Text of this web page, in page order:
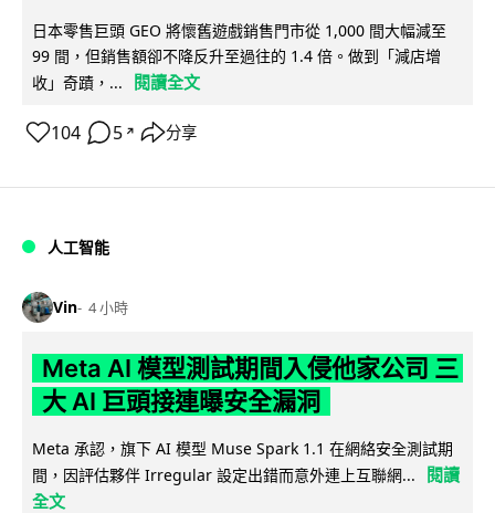
日本零售巨頭 GEO 將懷舊遊戲銷售門市從 1,000 間大幅減至
99 間，但銷售額卻不降反升至過往的 1.4 倍。做到「減店增
收」奇蹟，...
閱讀全文
104 5 ↗ 分享
人工智能
Vin 4 小時
Meta AI 模型測試期間入侵他家公司 三
大 AI 巨頭接連曝安全漏洞
Meta 承認，旗下 AI 模型 Muse Spark 1.1 在網絡安全測試期
間，因評估夥伴 Irregular 設定出錯而意外連上互聯網...
閱讀
全文